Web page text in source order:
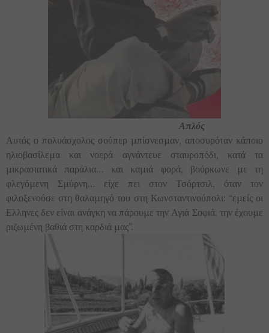
Απλός
Αυτός ο πολυάσχολος σούπερ μπίσνεσμαν, αποσυρόταν κάποιο
ηλιοβασίλεμα και νοερά αγνάντευε σταυροπόδι, κατά τα
μικρασιατικά παράλια… και καμιά φορά, βούρκωνε με τη
φλεγόμενη Σμύρνη… είχε πει στον Τσόρτσιλ, όταν τον
φιλοξενούσε στη θαλαμηγό του στη Κωνσταντινούπολι: “εμείς οι
Ελληνες δεν είναι ανάγκη να πάρουμε την Αγιά Σοφιά, την έχουμε
ριζωμένη βαθιά στη καρδιά μας”.